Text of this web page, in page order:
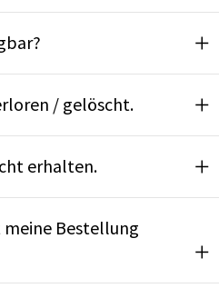
/ gelöscht.
erhalten.
Bestellung